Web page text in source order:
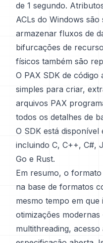
de 1 segundo.
ACLs do Windows
armazenar fluxos de
bifurcações de
físicos também são
O PAX SDK de
simples para criar,
arquivos PAX
todos os detalhes de
O SDK está disponível
incluindo C, C++, C#,
Go e Rust.
Em resumo, o
na base de formatos
mesmo tempo em
otimizações
multithreading,